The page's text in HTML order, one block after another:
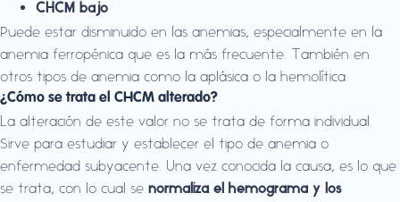
CHCM bajo
Puede estar disminuido en las anemias, especialmente en la
anemia ferropénica que es la más frecuente. También en
otros tipos de anemia como la aplásica o la hemolítica.
¿Cómo se trata el CHCM alterado?
La alteración de este valor no se trata de forma individual.
Sirve para estudiar y establecer el tipo de anemia o
enfermedad subyacente. Una vez conocida la causa, es lo que
se trata, con lo cual se normaliza el hemograma y los